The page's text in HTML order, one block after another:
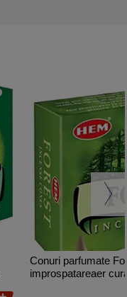
Conuri parfumate
improspatareaer